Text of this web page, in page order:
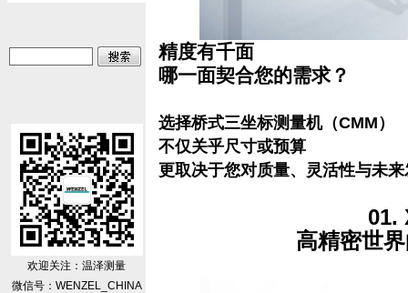
欢迎关注：温泽测量
微信号：WENZEL_CHINA
精度有千面
哪一面契合您的需求？
选择桥式三坐标测量机（CMM）
不仅关乎尺寸或预算
更取决于您对质量、灵活性与未
01.
高精密世